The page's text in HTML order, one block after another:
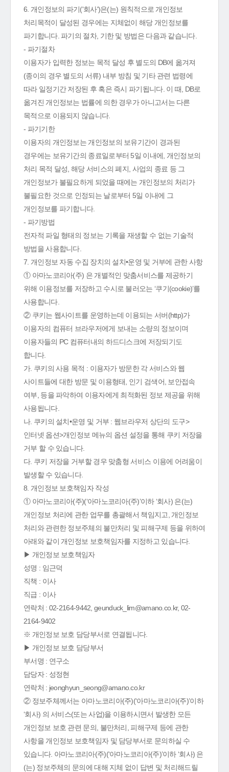
6. 개인정보의 파기('회사')은(는) 원칙적으로 개인정보
처리목적이 달성된 경우에는 지체없이 해당 개인정보를
파기합니다. 파기의 절차, 기한 및 방법은 다음과 같습니다.
- 파기절차
이용자가 입력한 정보는 목적 달성 후 별도의 DB에 옮겨져
(종이의 경우 별도의 서류) 내부 방침 및 기타 관련 법령에
따라 일정기간 저장된 후 혹은 즉시 파기됩니다. 이 때, DB로
옮겨진 개인정보는 법률에 의한 경우가 아니고서는 다른
목적으로 이용되지 않습니다.
- 파기기한
이용자의 개인정보는 개인정보의 보유기간이 경과된
경우에는 보유기간의 종료일로부터 5일 이내에, 개인정보의
처리 목적 달성, 해당 서비스의 폐지, 사업의 종료 등 그
개인정보가 불필요하게 되었을 때에는 개인정보의 처리가
불필요한 것으로 인정되는 날로부터 5일 이내에 그
개인정보를 파기합니다.
- 파기방법
전자적 파일 형태의 정보는 기록을 재생할 수 없는 기술적
방법을 사용합니다.
7. 개인정보 자동 수집 장치의 설치•운영 및 거부에 관한 사항
① 아마노코리아(주) 은 개별적인 맞춤서비스를 제공하기
위해 이용정보를 저장하고 수시로 불러오는 ‘쿠기(cookie)’를
사용합니다.
② 쿠키는 웹사이트를 운영하는데 이용되는 서버(http)가
이용자의 컴퓨터 브라우저에게 보내는 소량의 정보이며
이용자들의 PC 컴퓨터내의 하드디스크에 저장되기도
합니다.
가. 쿠키의 사용 목적 : 이용자가 방문한 각 서비스와 웹
사이트들에 대한 방문 및 이용형태, 인기 검색어, 보안접속
여부, 등을 파악하여 이용자에게 최적화된 정보 제공을 위해
사용됩니다.
나. 쿠키의 설치•운영 및 거부 : 웹브라우저 상단의 도구>
인터넷 옵션>개인정보 메뉴의 옵션 설정을 통해 쿠키 저장을
거부 할 수 있습니다.
다. 쿠키 저장을 거부할 경우 맞춤형 서비스 이용에 어려움이
발생할 수 있습니다.
8. 개인정보 보호책임자 작성
① 아마노코리아(주)(‘아마노코리아(주)’이하 ‘회사) 은(는)
개인정보 처리에 관한 업무를 총괄해서 책임지고, 개인정보
처리와 관련한 정보주체의 불만처리 및 피해구제 등을 위하여
아래와 같이 개인정보 보호책임자를 지정하고 있습니다.
▶ 개인정보 보호책임자
성명 : 임근덕
직책 : 이사
직급 : 이사
연락처 : 02-2164-9442, geunduck_lim@amano.co.kr, 02-
2164-9402
※ 개인정보 보호 담당부서로 연결됩니다.
▶ 개인정보 보호 담당부서
부서명 : 연구소
담당자 : 성정현
연락처 : jeonghyun_seong@amano.co.kr
② 정보주체께서는 아마노코리아(주)(‘아마노코리아(주)’이하
‘회사) 의 서비스(또는 사업)을 이용하시면서 발생한 모든
개인정보 보호 관련 문의, 불만처리, 피해구제 등에 관한
사항을 개인정보 보호책임자 및 담당부서로 문의하실 수
있습니다. 아마노코리아(주)(‘아마노코리아(주)’이하 ‘회사) 은
(는) 정보주체의 문의에 대해 지체 없이 답변 및 처리해드릴